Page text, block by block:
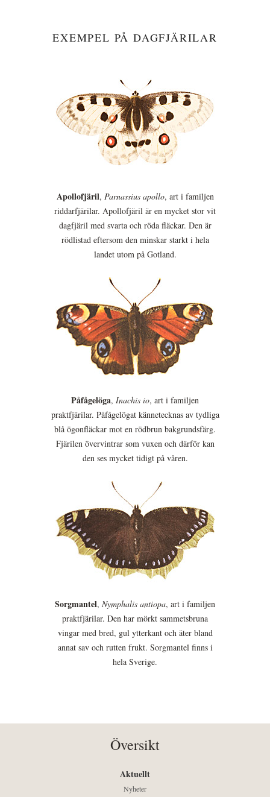
EXEMPEL PÅ DAGFJÄRILAR
Apollofjäril, Parnassius apollo, art i familjen
riddarfjärilar. Apollofjäril är en mycket stor vit
dagfjäril med svarta och röda fläckar. Den är
rödlistad eftersom den minskar starkt i hela
landet utom på Gotland.
Påfågelöga, Inachis io, art i familjen
praktfjärilar. Påfågelögat kännetecknas av tydliga
blå ögonfläckar mot en rödbrun bakgrundsfärg.
Fjärilen övervintrar som vuxen och därför kan
den ses mycket tidigt på våren.
Sorgmantel, Nymphalis antiopa, art i familjen
praktfjärilar. Den har mörkt sammetsbruna
vingar med bred, gul ytterkant och äter bland
annat sav och rutten frukt. Sorgmantel finns i
hela Sverige.
Översikt
Aktuellt
Nyheter